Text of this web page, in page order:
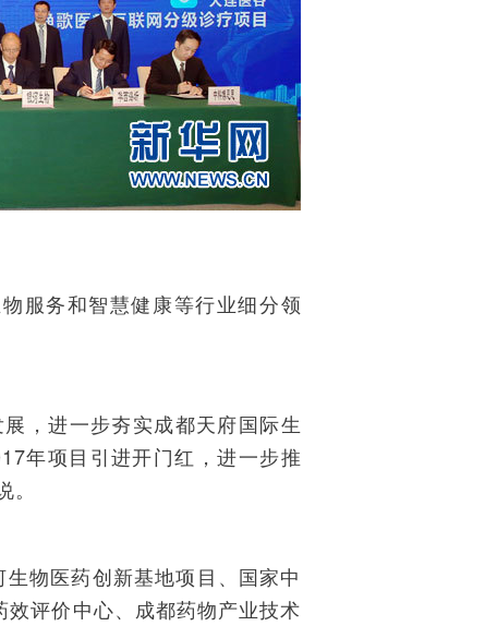
服务和智慧健康等行业细分领
，进一步夯实成都天府国际生
年项目引进开门红，进一步推
物医药创新基地项目、国家中
评价中心、成都药物产业技术